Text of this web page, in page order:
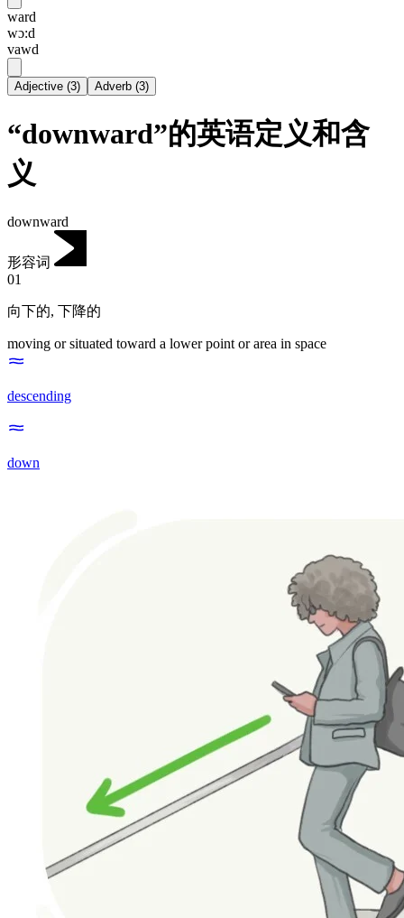
ward
wɔ:d
vawd
Adjective (3) Adverb (3)
“downward”的英语定义和含
义
downward
形容词
01
向下的, 下降的
moving or situated toward a lower point or area in space
descending
down